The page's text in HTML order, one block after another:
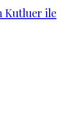
Kutluer ile